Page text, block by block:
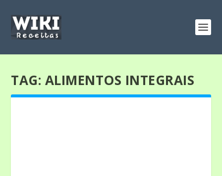
TAG: ALIMENTOS INTEGRAIS